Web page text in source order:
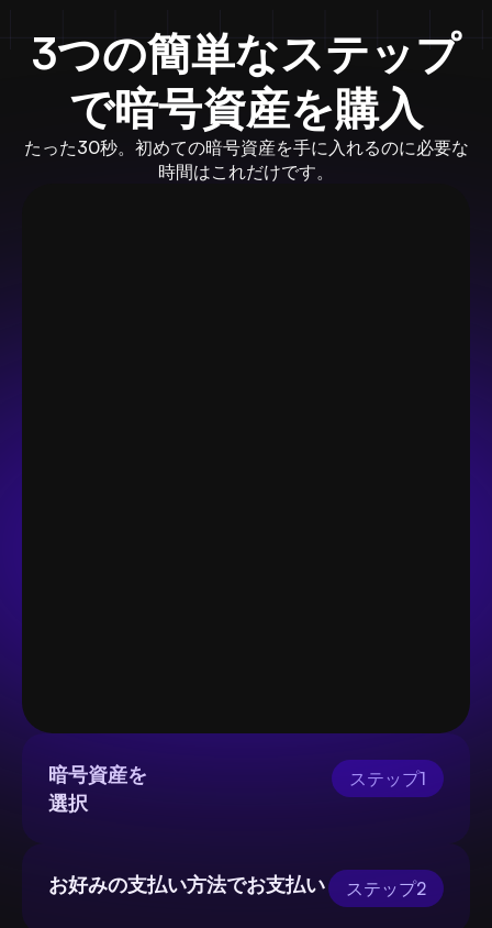
3つの簡単なステップ
で暗号資産を購入
たった30秒。初めての暗号資産を手に入れるのに必要な
時間はこれだけです。
ステップ1
暗号資産を
選択
ステップ2
お好みの支払い方法でお支払い